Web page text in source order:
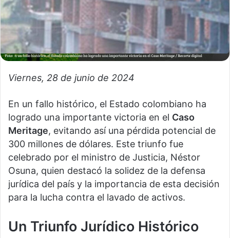
Viernes, 28 de junio de 2024
En un fallo histórico, el Estado colombiano ha
logrado una importante victoria en el Caso
Meritage, evitando así una pérdida potencial de
300 millones de dólares. Este triunfo fue
celebrado por el ministro de Justicia, Néstor
Osuna, quien destacó la solidez de la defensa
jurídica del país y la importancia de esta decisión
para la lucha contra el lavado de activos.
Un Triunfo Jurídico Histórico